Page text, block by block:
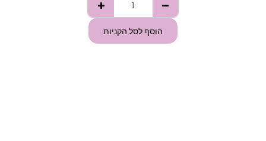
הוסף לסל הקניות